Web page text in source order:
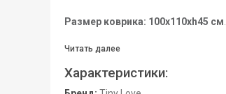
Размер коврика: 100х110хh45 см
Читать далее
Характеристики: